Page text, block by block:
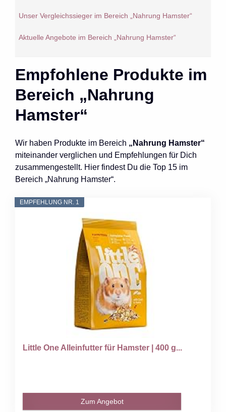
Unser Vergleichssieger im Bereich „Nahrung Hamster“
Aktuelle Angebote im Bereich „Nahrung Hamster“
Empfohlene Produkte im
Bereich „Nahrung
Hamster“
Wir haben Produkte im Bereich „Nahrung Hamster“
miteinander verglichen und Empfehlungen für Dich
zusammengestellt. Hier findest Du die Top 15 im
Bereich „Nahrung Hamster“.
EMPFEHLUNG NR. 1
Little One Alleinfutter für Hamster | 400 g...
Zum Angebot